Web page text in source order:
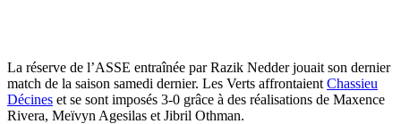
La réserve de l’ASSE entraînée par Razik Nedder jouait son dernier
match de la saison samedi dernier. Les Verts affrontaient Chassieu
Décines et se sont imposés 3-0 grâce à des réalisations de Maxence
Rivera, Meïvyn Agesilas et Jibril Othman.